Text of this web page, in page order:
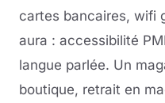
cartes bancaires, wifi
aura : accessibilité
langue parlée. Un
boutique, retrait en